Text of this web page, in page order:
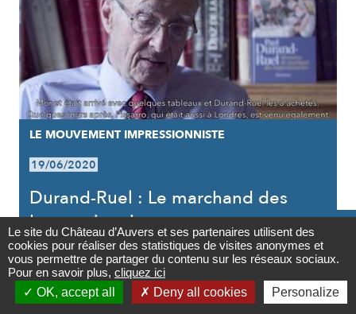
Contact

Newsletter
LE MOUVEMENT IMPRESSIONNISTE
19/06/2020
Durand-Ruel : Le marchand des
Impressionnistes
Le site du Château d’Auvers et ses partenaires utilisent des
cookies pour réaliser des statistiques de visites anonymes et
vous permettre de partager du contenu sur les réseaux sociaux.
Pour en savoir plus, cliquez ici
OK, accept all
Deny all cookies Personalize